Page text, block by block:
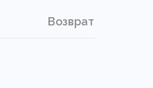
Возврат